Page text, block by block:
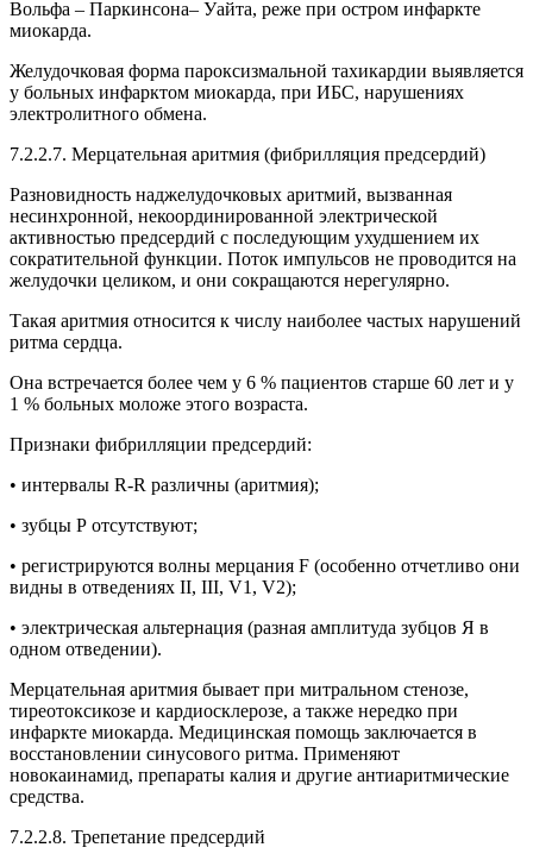
Вольфа – Паркинсона– Уайта, реже при остром инфаркте
миокарда.
Желудочковая форма пароксизмальной тахикардии выявляется
у больных инфарктом миокарда, при ИБС, нарушениях
электролитного обмена.
7.2.2.7. Мерцательная аритмия (фибрилляция предсердий)
Разновидность наджелудочковых аритмий, вызванная
несинхронной, некоординированной электрической
активностью предсердий с последующим ухудшением их
сократительной функции. Поток импульсов не проводится на
желудочки целиком, и они сокращаются нерегулярно.
Такая аритмия относится к числу наиболее частых нарушений
ритма сердца.
Она встречается более чем у 6 % пациентов старше 60 лет и у
1 % больных моложе этого возраста.
Признаки фибрилляции предсердий:
• интервалы R-R различны (аритмия);
• зубцы Р отсутствуют;
• регистрируются волны мерцания F (особенно отчетливо они
видны в отведениях II, III, V1, V2);
• электрическая альтернация (разная амплитуда зубцов Я в
одном отведении).
Мерцательная аритмия бывает при митральном стенозе,
тиреотоксикозе и кардиосклерозе, а также нередко при
инфаркте миокарда. Медицинская помощь заключается в
восстановлении синусового ритма. Применяют
новокаинамид, препараты калия и другие антиаритмические
средства.
7.2.2.8. Трепетание предсердий